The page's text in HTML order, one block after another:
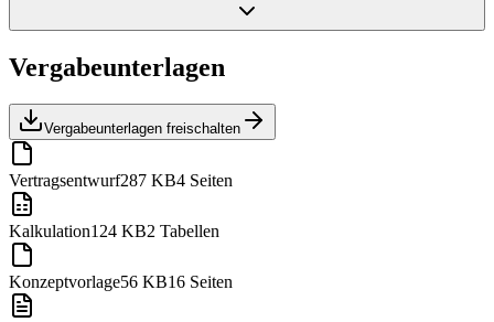
Vergabeunterlagen
Vergabeunterlagen freischalten
Vertragsentwurf287 KB4 Seiten
Kalkulation124 KB2 Tabellen
Konzeptvorlage56 KB16 Seiten